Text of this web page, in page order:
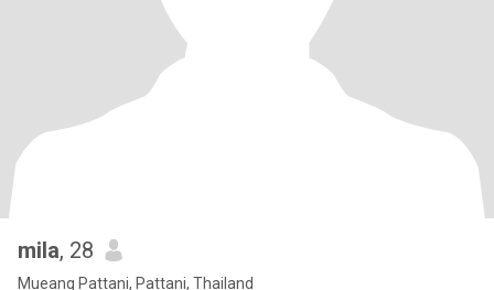
mila, 28
Mueang Pattani, Pattani, Thailand